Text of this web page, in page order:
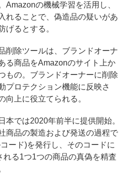
Amazonの機械学習を活用し、
れることで、偽造品の疑いがあ
げるとする。
削除ツールは、ブランドオーナ
る商品をAmazonのサイト上か
もの。ブランドオーナーに削除
プロテクション機能に反映さ
向上に役立てられる。
本では2020年前半に提供開始。
商品の製造および発送の過程で
ード)を発行し、そのコードに
れる1つ1つの商品の真偽を精査